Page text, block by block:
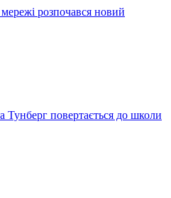
розпочався новий
Тунберг повертається до школи